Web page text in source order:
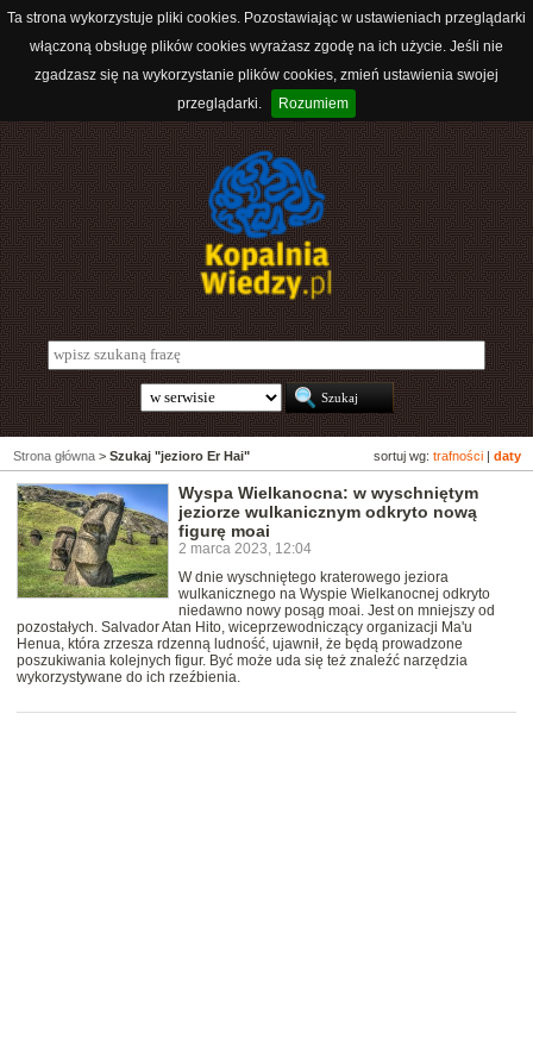
Ta strona wykorzystuje pliki cookies. Pozostawiając w ustawieniach przeglądarki
włączoną obsługę plików cookies wyrażasz zgodę na ich użycie. Jeśli nie
zgadzasz się na wykorzystanie plików cookies, zmień ustawienia swojej
przeglądarki.
Rozumiem
sortuj wg: trafności daty
Strona główna > Szukaj "jezioro Er Hai"
Wyspa Wielkanocna: w wyschniętym
jeziorze wulkanicznym odkryto nową
figurę moai
2 marca 2023, 12:04
W dnie wyschniętego kraterowego jeziora
wulkanicznego na Wyspie Wielkanocnej odkryto
niedawno nowy posąg moai. Jest on mniejszy od
pozostałych. Salvador Atan Hito, wiceprzewodniczący organizacji Ma'u
Henua, która zrzesza rdzenną ludność, ujawnił, że będą prowadzone
poszukiwania kolejnych figur. Być może uda się też znaleźć narzędzia
wykorzystywane do ich rzeźbienia.